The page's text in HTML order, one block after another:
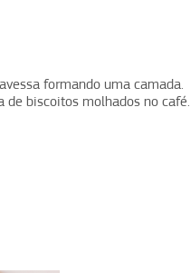
formando uma camada.
de biscoitos molhados no café.